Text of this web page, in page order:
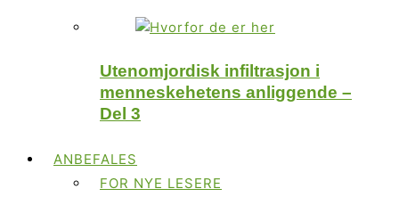
Utenomjordisk infiltrasjon i
menneskehetens anliggende –
Del 3
ANBEFALES
FOR NYE LESERE